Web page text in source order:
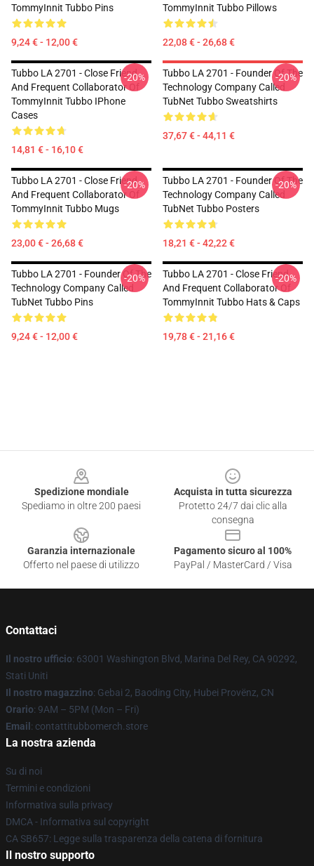
TommyInnit Tubbo Pins
9,24 € - 12,00 €
TommyInnit Tubbo Pillows
22,08 € - 26,68 €
Tubbo LA 2701 - Close Friend
And Frequent Collaborator Of
TommyInnit Tubbo IPhone
Cases
14,81 € - 16,10 €
-20%
Tubbo LA 2701 - Founder Of The
Technology Company Called
TubNet Tubbo Sweatshirts
37,67 € - 44,11 €
-20%
Tubbo LA 2701 - Close Friend
And Frequent Collaborator Of
TommyInnit Tubbo Mugs
23,00 € - 26,68 €
-20%
Tubbo LA 2701 - Founder Of The
Technology Company Called
TubNet Tubbo Posters
18,21 € - 42,22 €
-20%
Tubbo LA 2701 - Founder Of The
Technology Company Called
TubNet Tubbo Pins
9,24 € - 12,00 €
-20%
Tubbo LA 2701 - Close Friend
And Frequent Collaborator Of
TommyInnit Tubbo Hats & Caps
19,78 € - 21,16 €
-20%
Spedizione mondiale
Spediamo in oltre 200 paesi
Acquista in tutta sicurezza
Protetto 24/7 dai clic alla
consegna
Garanzia internazionale
Offerto nel paese di utilizzo
Pagamento sicuro al 100%
PayPal / MasterCard / Visa
Contattaci
Il nostro ufficio: 63001 Washington Blvd, Marina Del Rey, CA 90292,
Stati Uniti
Il nostro magazzino: Gebai 2, Baoding City, Hubei Provënz, CN
Orario: 9AM – 5PM (Mon – Fri)
Email : contattitubbomerch.store
La nostra azienda
Su di noi
Termini e condizioni
Informativa sulla privacy
DMCA - Informativa sul copyright
CA SB657: Legge sulla trasparenza della catena di fornitura
Il nostro supporto